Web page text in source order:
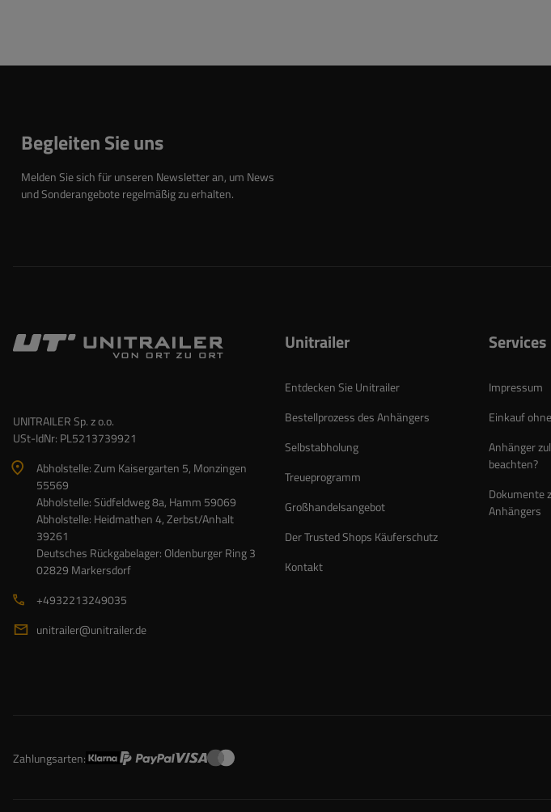
Begleiten Sie uns
Melden Sie sich für unseren Newsletter an, um News
und Sonderangebote regelmäßig zu erhalten.
UNITRAILER Sp. z o.o.
USt-IdNr: PL5213739921
Abholstelle: Zum Kaisergarten 5, Monzingen
55569
Abholstelle: Südfeldweg 8a, Hamm 59069
Abholstelle: Heidmathen 4, Zerbst/Anhalt
39261
Deutsches Rückgabelager: Oldenburger Ring 3
02829 Markersdorf
+4932213249035
unitrailer@unitrailer.de
Unitrailer
Entdecken Sie Unitrailer
Bestellprozess des Anhängers
Selbstabholung
Treueprogramm
Großhandelsangebot
Der Trusted Shops Käuferschutz
Kontakt
Services
Impressum
Einkauf
Anhänger
beachten?
Dokumente
Anhängers
Zahlungsarten: